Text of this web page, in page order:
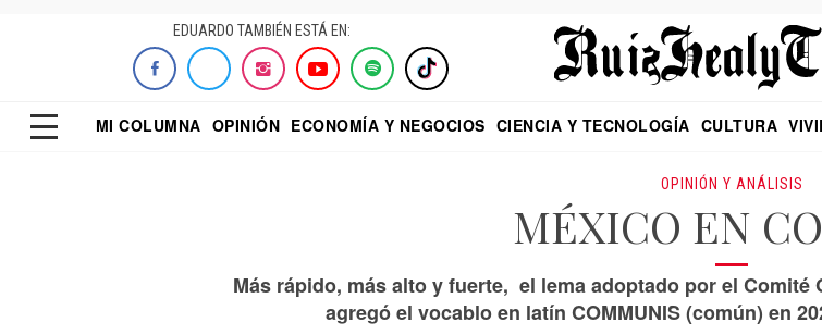
EDUARDO TAMBIÉN ESTÁ EN:
MI COLUMNA OPINIÓN ECONOMÍA Y NEGOCIOS CIENCIA Y TECNOLOGÍA CULTURA
OPINIÓN Y ANÁLISIS
MÉXICO EN
Más rápido, más alto y fuerte, el lema adoptado por el
agregó el vocablo en latín COMMUNIS (común) en